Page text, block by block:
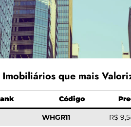
Imobiliários que mais
Código
WHGR11 R$